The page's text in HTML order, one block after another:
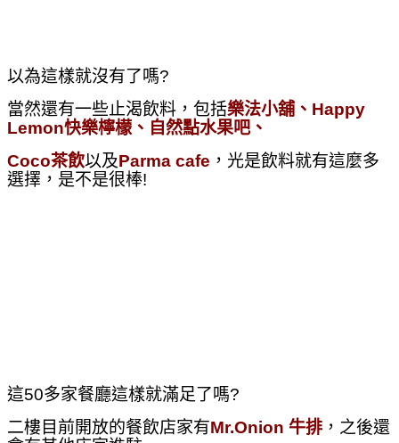
以為這樣就沒有了嗎?
當然還有一些止渴飲料，包括樂法小舖、Happy
Lemon快樂檸檬、自然點水果吧、
Coco茶飲以及Parma cafe ，光是飲料就有這麼多
選擇，是不是很棒!
這50多家餐廳這樣就滿足了嗎?
二樓目前開放的餐飲店家有Mr.Onion 牛排 ， 之後還